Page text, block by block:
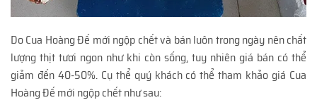
Do Cua Hoàng Đế mới ngộp chết và bán luôn trong ngày nên chất
lượng thịt tươi ngon như khi còn sống, tuy nhiên giá bán có thể
giảm đến 40-50%. Cụ thể quý khách có thể tham khảo giá Cua
Hoàng Đế mới ngộp chết như sau: